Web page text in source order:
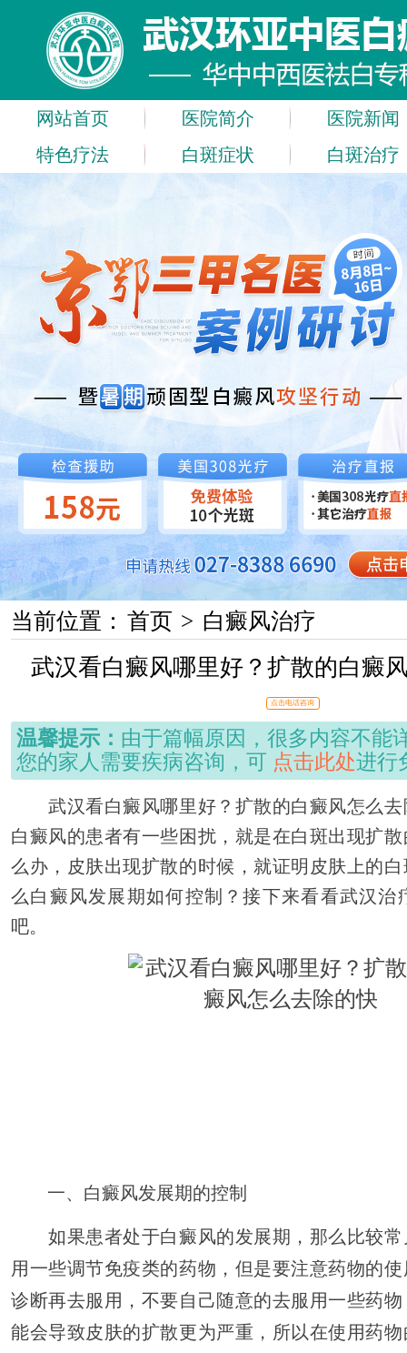
网站首页 医院简介
医院新闻
特色疗法
白斑症状 白斑治疗
当前位置： 首页 > 白癜风治疗
武汉看白癜风哪里好？扩散的白癜
点击电话咨询
温馨提示： 由于篇幅原因，很多内容不能
您的家人需要疾病咨询，可 点击此处进行
武汉看白癜风哪里好？扩散的白癜风怎么去
白癜风的患者有一些困扰，就是在白斑出现扩
么办，皮肤出现扩散的时候，就证明皮肤上的
么白癜风发展期如何控制？接下来看看武汉治
吧。
一、白癜风发展期的控制
如果患者处于白癜风的发展期，那么比较常
用一些调节免疫类的药物，但是要注意药物的
诊断再去服用，不要自己随意的去服用一些药
能会导致皮肤的扩散更为严重，所以在使用药